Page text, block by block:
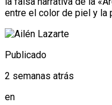
entre el color de piel y la
Publicado
2 semanas atrás
en